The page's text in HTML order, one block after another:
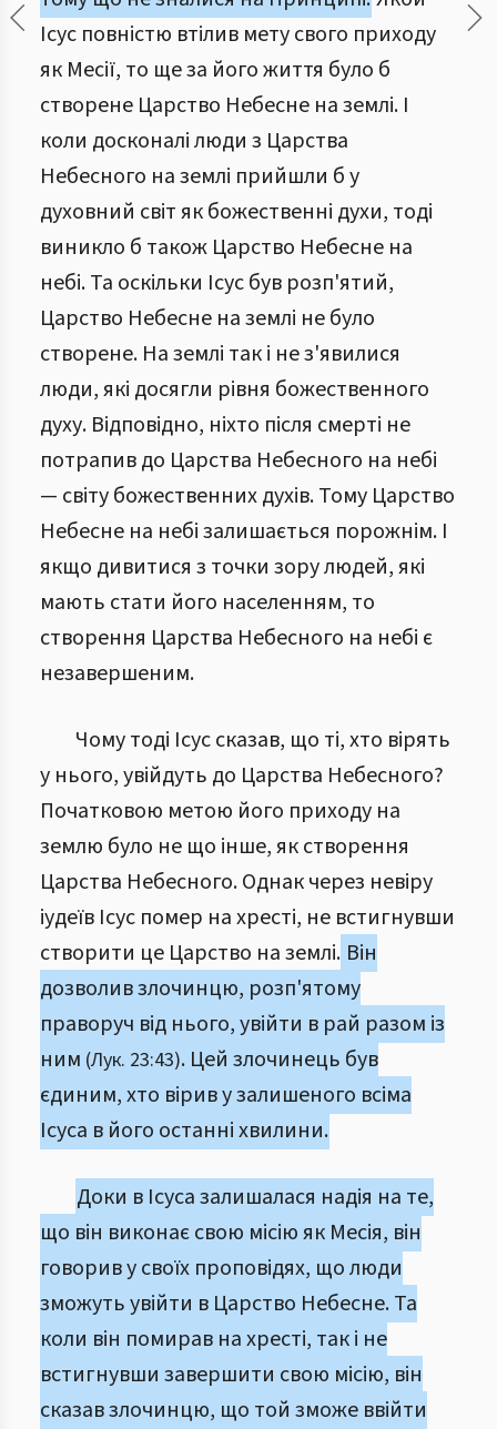
Ісус повністю втілив мету свого приходу
як Месії, то ще за його життя було б
створене Царство Небесне на землі. І
коли досконалі люди з Царства
Небесного на землі прийшли б у
духовний світ як божественні духи, тоді
виникло б також Царство Небесне на
небі. Та оскільки Ісус був розп'ятий,
Царство Небесне на землі не було
створене. На землі так і не з'явилися
люди, які досягли рівня божественного
духу. Відповідно, ніхто після смерті не
потрапив до Царства Небесного на небі
— світу божественних духів. Тому Царство
Небесне на небі залишається порожнім. І
якщо дивитися з точки зору людей, які
мають стати його населенням, то
створення Царства Небесного на небі є
незавершеним.
Чому тоді Ісус сказав, що ті, хто вірять
у нього, увійдуть до Царства Небесного?
Початковою метою його приходу на
землю було не що інше, як створення
Царства Небесного. Однак через невіру
іудеїв Ісус помер на хресті, не встигнувши
створити це Царство на землі. Він
дозволив злочинцю, розп'ятому
праворуч від нього, увійти в рай разом із
ним (Лук. 23:43). Цей злочинець був
єдиним, хто вірив у залишеного всіма
Ісуса в його останні хвилини.
Доки в Ісуса залишалася надія на те,
що він виконає свою місію як Месія, він
говорив у своїх проповідях, що люди
зможуть увійти в Царство Небесне. Та
коли він помирав на хресті, так і не
встигнувши завершити свою місію, він
сказав злочинцю, що той зможе ввійти